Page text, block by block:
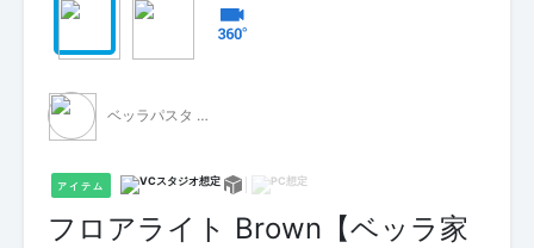
ベッラパスタ - 無料配布 -
アイテム
フロアライト Brown【ベッラ家